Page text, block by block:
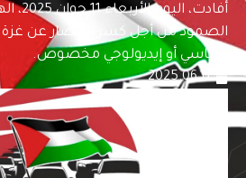
أفادت،
الصمود من أجل كسر الحصار عن غزة
سياسي أو إيديولوجي مخصوص.
2025.06.11